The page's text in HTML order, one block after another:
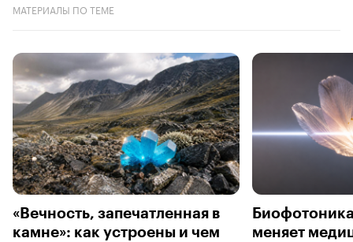
МАТЕРИАЛЫ ПО ТЕМЕ
«Вечность, запечатленная в
камне»: как устроены и чем
меняет